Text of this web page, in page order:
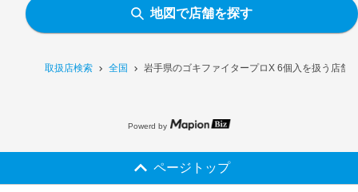
取扱店検索 全国 岩手県のゴキファイタープロX 6個入を扱う店舗
地図で店舗を探す
Powerd by
ページトップ